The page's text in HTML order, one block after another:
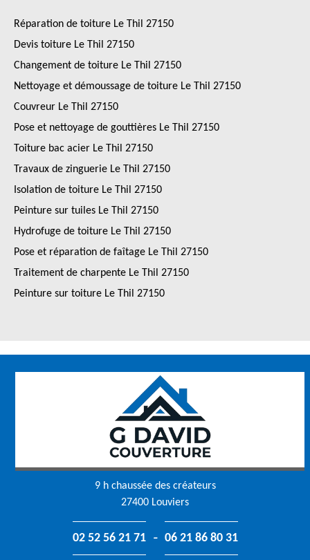
Réparation de toiture Le Thil 27150
Devis toiture Le Thil 27150
Changement de toiture Le Thil 27150
Nettoyage et démoussage de toiture Le Thil 27150
Couvreur Le Thil 27150
Pose et nettoyage de gouttières Le Thil 27150
Toiture bac acier Le Thil 27150
Travaux de zinguerie Le Thil 27150
Isolation de toiture Le Thil 27150
Peinture sur tuiles Le Thil 27150
Hydrofuge de toiture Le Thil 27150
Pose et réparation de faîtage Le Thil 27150
Traitement de charpente Le Thil 27150
Peinture sur toiture Le Thil 27150
9 h chaussée des créateurs
27400 Louviers
02 52 56 21 71 - 06 21 86 80 31